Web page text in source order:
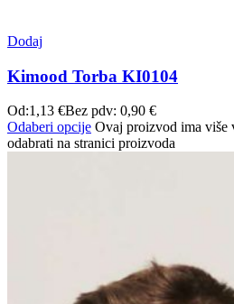
Dodaj
Kimood Torba KI0104
Od:1,13 €Bez pdv: 0,90 €
Odaberi opcije Ovaj proizvod ima više
odabrati na stranici proizvoda